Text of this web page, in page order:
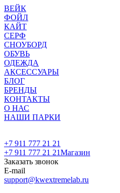
ВЕЙК
ФОЙЛ
КАЙТ
СЕРФ
СНОУБОРД
ОБУВЬ
ОДЕЖДА
АКСЕССУАРЫ
БЛОГ
БРЕНДЫ
КОНТАКТЫ
О НАС
НАШИ ПАРКИ
+7 911 777 21 21
+7 911 777 21 21Магазин
Заказать звонок
E-mail
support@kwextremelab.ru